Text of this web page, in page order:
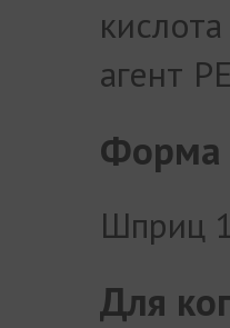
агент
Форма
Шприц
Для